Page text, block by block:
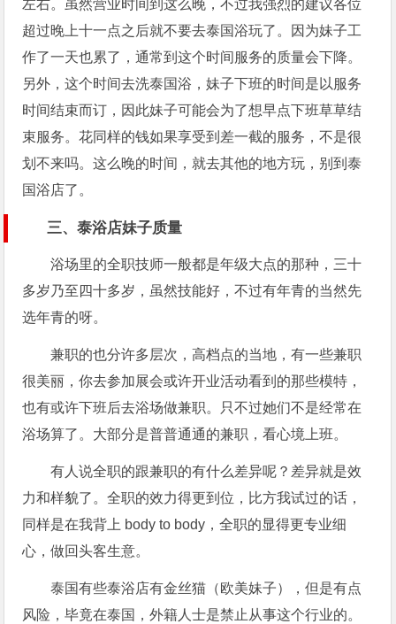
左右。虽然营业时间到这么晚，不过我强烈的建议各位
超过晚上十一点之后就不要去泰国浴玩了。因为妹子工
作了一天也累了，通常到这个时间服务的质量会下降。
另外，这个时间去洗泰国浴，妹子下班的时间是以服务
时间结束而订，因此妹子可能会为了想早点下班草草结
束服务。花同样的钱如果享受到差一截的服务，不是很
划不来吗。这么晚的时间，就去其他的地方玩，别到泰
国浴店了。
三、泰浴店妹子质量
浴场里的全职技师一般都是年级大点的那种，三十
多岁乃至四十多岁，虽然技能好，不过有年青的当然先
选年青的呀。
兼职的也分许多层次，高档点的当地，有一些兼职
很美丽，你去参加展会或许开业活动看到的那些模特，
也有或许下班后去浴场做兼职。只不过她们不是经常在
浴场算了。大部分是普普通通的兼职，看心境上班。
有人说全职的跟兼职的有什么差异呢？差异就是效
力和样貌了。全职的效力得更到位，比方我试过的话，
同样是在我背上 body to body，全职的显得更专业细
心，做回头客生意。
泰国有些泰浴店有金丝猫（欧美妹子），但是有点
风险，毕竟在泰国，外籍人士是禁止从事这个行业的。